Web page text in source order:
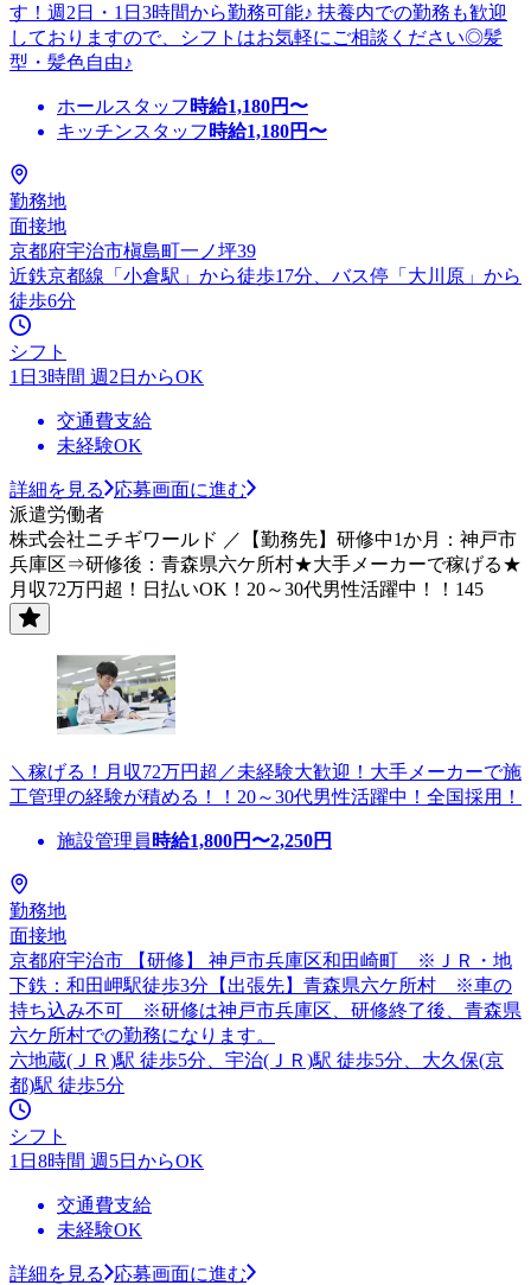
す！週2日・1日3時間から勤務可能♪ 扶養内での勤務も歓迎
しておりますので、シフトはお気軽にご相談ください◎髪
型・髪色自由♪
ホールスタッフ 時給1,180円〜
キッチンスタッフ 時給1,180円〜
勤務地
面接地
京都府宇治市槇島町一ノ坪39
近鉄京都線「小倉駅」から徒歩17分、バス停「大川原」から
徒歩6分
シフト
1日3時間 週2日からOK
交通費支給
未経験OK
詳細を見る
応募画面に進む
派遣労働者
株式会社ニチギワールド ／【勤務先】研修中1か月：神戸市
兵庫区⇒研修後：青森県六ケ所村★大手メーカーで稼げる★
月収72万円超！日払いOK！20～30代男性活躍中！！145
＼稼げる！月収72万円超／未経験大歓迎！大手メーカーで施
工管理の経験が積める！！20～30代男性活躍中！全国採用！
施設管理員 時給1,800円〜2,250円
勤務地
面接地
京都府宇治市 【研修】 神戸市兵庫区和田崎町 ※ＪＲ・地
下鉄：和田岬駅徒歩3分【出張先】青森県六ケ所村 ※車の
持ち込み不可 ※研修は神戸市兵庫区、研修終了後、青森県
六ケ所村での勤務になります。
六地蔵(ＪＲ)駅 徒歩5分、宇治(ＪＲ)駅 徒歩5分、大久保(京
都)駅 徒歩5分
シフト
1日8時間 週5日からOK
交通費支給
未経験OK
詳細を見る
応募画面に進む